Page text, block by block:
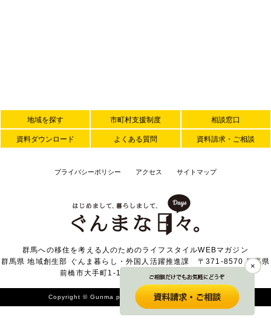
×
地域を探す 市町村支援制度 相談窓口
資料ダウンロード よくある質問 資料請求・ご相談
プライバシーポリシー アクセス サイトマップ
群馬への移住を考える人のためのライフスタイルWEBマガジン
群馬県 地域創生部 ぐんま暮らし・外国人活躍推進課 〒371-8570 群馬県
前橋市大手町1-1-1 TEL 027-226-2371
Copyright © Gunma prefecture. All Rights Reserved.